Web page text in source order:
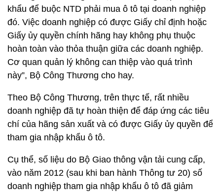
khẩu để buộc NTD phải mua ô tô tại doanh nghiệp
đó. Việc doanh nghiệp có được Giấy chỉ định hoặc
Giấy ủy quyền chính hãng hay không phụ thuộc
hoàn toàn vào thỏa thuận giữa các doanh nghiệp.
Cơ quan quản lý không can thiệp vào quá trình
này”, Bộ Công Thương cho hay.
Theo Bộ Công Thương, trên thực tế, rất nhiều
doanh nghiệp đã tự hoàn thiện để đáp ứng các tiêu
chí của hãng sản xuất và có được Giấy ủy quyền để
tham gia nhập khẩu ô tô.
Cụ thể, số liệu do Bộ Giao thông vận tải cung cấp,
vào năm 2012 (sau khi ban hành Thông tư 20) số
doanh nghiệp tham gia nhập khẩu ô tô đã giảm